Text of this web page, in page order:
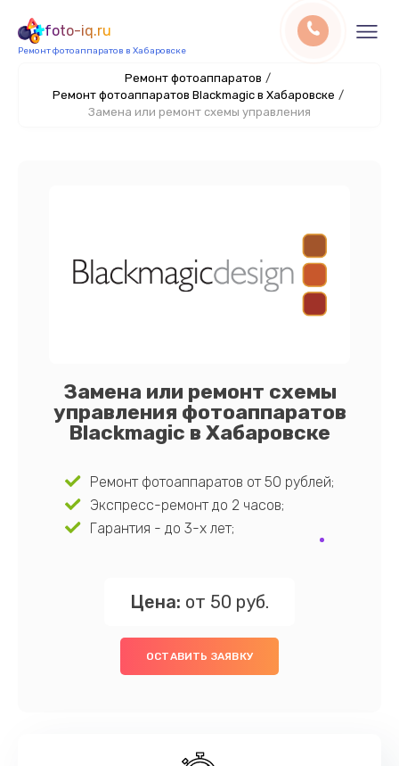
foto-iq.ru
Ремонт фотоаппаратов в Хабаровске
Ремонт фотоаппаратов /
Ремонт фотоаппаратов Blackmagic в Хабаровске /
Замена или ремонт схемы управления
Замена или ремонт схемы
управления фотоаппаратов
Blackmagic в Хабаровске
Ремонт фотоаппаратов от 50 рублей;
Экспресс-ремонт до 2 часов;
Гарантия - до 3-х лет;
Цена: от 50 руб.
ОСТАВИТЬ ЗАЯВКУ